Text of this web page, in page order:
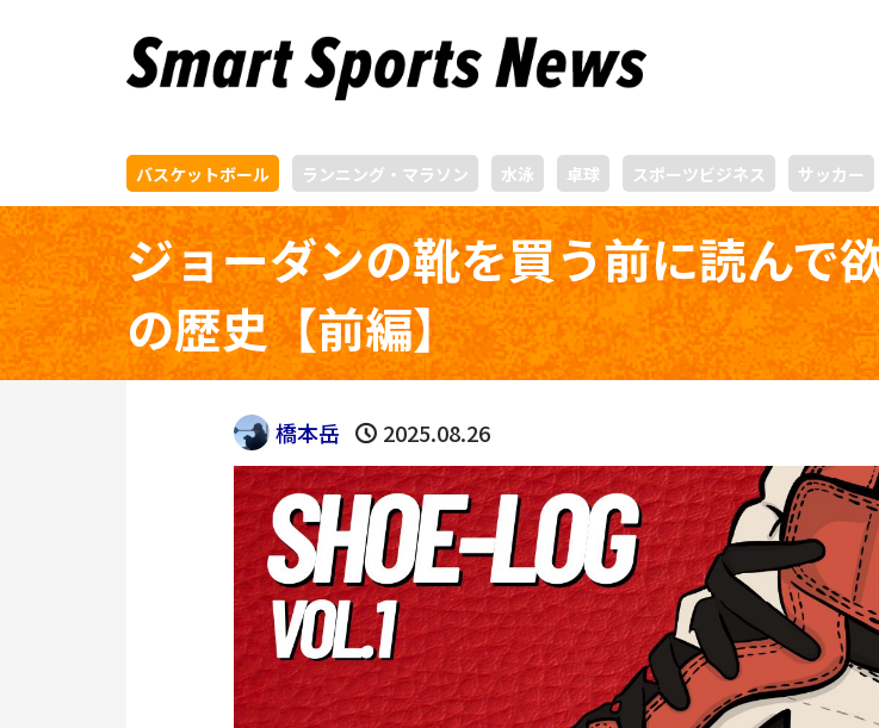
バスケットボール ランニング・マラソン 水泳 卓球 スポーツビジネス サッカー
ジョーダンの靴を買う前に読んで
の歴史【前編】
橋本岳 2025.08.26